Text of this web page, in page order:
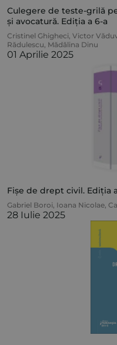
Culegere de teste-grilă
și avocatură. Ediția a 6-a
Cristinel Ghigheci, Victor
Rădulescu, Mădălina Dinu
01 Aprilie 2025
Fișe de drept civil. Ediția
Gabriel Boroi, Ioana Nicolae,
28 Iulie 2025